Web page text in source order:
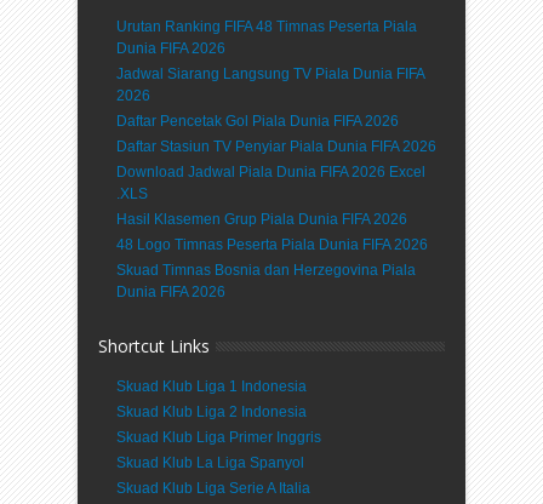
Urutan Ranking FIFA 48 Timnas Peserta Piala
Dunia FIFA 2026
Jadwal Siarang Langsung TV Piala Dunia FIFA
2026
Daftar Pencetak Gol Piala Dunia FIFA 2026
Daftar Stasiun TV Penyiar Piala Dunia FIFA 2026
Download Jadwal Piala Dunia FIFA 2026 Excel
.XLS
Hasil Klasemen Grup Piala Dunia FIFA 2026
48 Logo Timnas Peserta Piala Dunia FIFA 2026
Skuad Timnas Bosnia dan Herzegovina Piala
Dunia FIFA 2026
Shortcut Links
Skuad Klub Liga 1 Indonesia
Skuad Klub Liga 2 Indonesia
Skuad Klub Liga Primer Inggris
Skuad Klub La Liga Spanyol
Skuad Klub Liga Serie A Italia